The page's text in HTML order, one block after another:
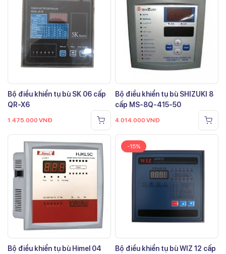
Bộ điều khiển tụ bù SK 06 cấp
QR-X6
1.475.000 VNĐ
Bộ điều khiển tụ bù SHIZUKI 8
cấp MS-8Q-415-50
4.014.000 VNĐ
Bộ điều khiển tụ bù Himel 04
-15%
Bộ điều khiển tụ bù WIZ 12 cấp